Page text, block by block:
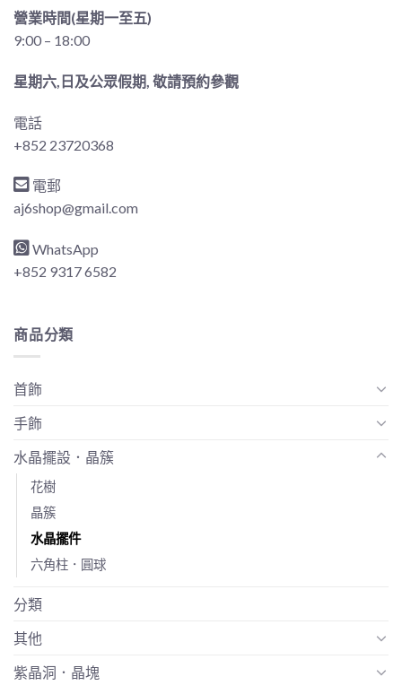
營業時間(星期一至五)
9:00 – 18:00
星期六,日及公眾假期, 敬請預約參觀
電話
+852 23720368
電郵
aj6shop@gmail.com
WhatsApp
+852 9317 6582
商品分類
首飾
手飾
水晶擺設．晶簇
花樹
晶簇
水晶擺件
六角柱．圓球
分類
其他
紫晶洞．晶塊